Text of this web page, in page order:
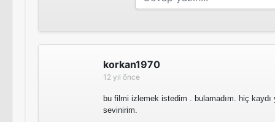
korkan1970
12 yıl önce
bu filmi izlemek istedim . bulamadım. hiç kaydı
sevinirim.